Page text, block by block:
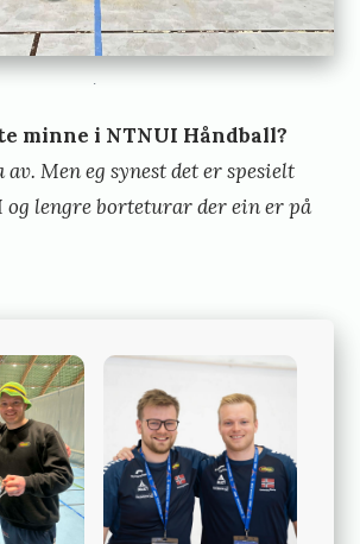
.
minne i NTNUI Håndball?
Men eg synest det er spesielt
og lengre borteturar der ein er på